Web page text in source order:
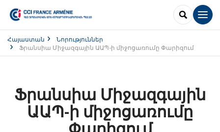
SEARCH
Հայաստան
Նորություններ
Ֆրանսիա Միջազգային ԱԱՊ-ի միջոցառումը Փարիզում
Ֆրանսիա Միջազգային
ԱԱՊ-ի միջոցառումը